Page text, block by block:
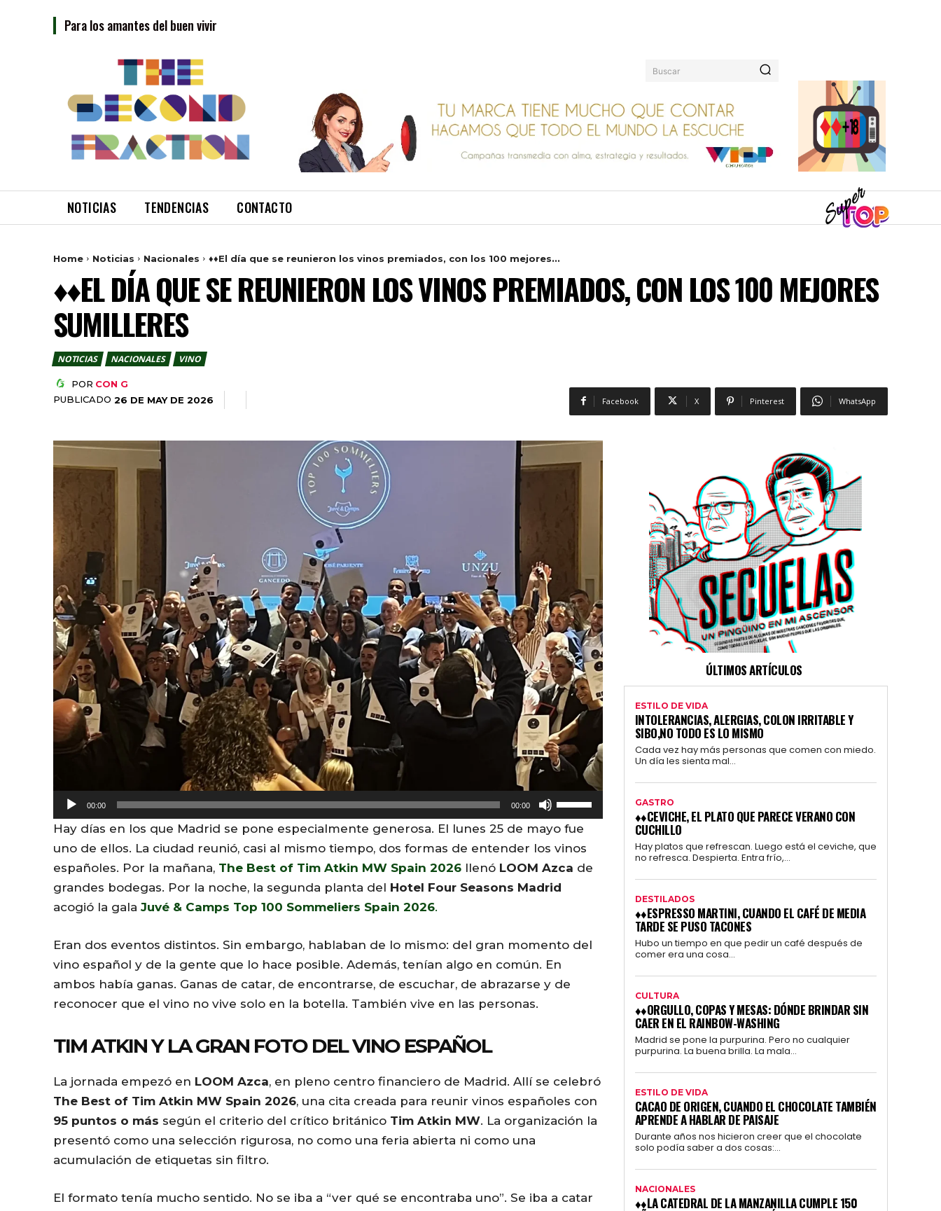
Para los amantes del buen vivir
Buscar
NOTICIAS TENDENCIAS CONTACTO
Home Noticias Nacionales ♦♦El día que se reunieron los vinos premiados, con los 100 mejores...
♦♦EL DÍA QUE SE REUNIERON LOS VINOS PREMIADOS, CON LOS 100 MEJORES
SUMILLERES
NOTICIAS NACIONALES VINO
POR CON G
PUBLICADO 26 DE MAY DE 2026 Facebook X Pinterest WhatsApp
u
P
00:00 00:00
U
s
Hay días en los que Madrid se pone especialmente generosa. El lunes 25 de mayo fue
uno de ellos. La ciudad reunió, casi al mismo tiempo, dos formas de entender los vinos
españoles. Por la mañana, The Best of Tim Atkin MW Spain 2026 llenó LOOM Azca de
grandes bodegas. Por la noche, la segunda planta del Hotel Four Seasons Madrid
acogió la gala Juvé & Camps Top 100 Sommeliers Spain 2026.
Eran dos eventos distintos. Sin embargo, hablaban de lo mismo: del gran momento del
vino español y de la gente que lo hace posible. Además, tenían algo en común. En
ambos había ganas. Ganas de catar, de encontrarse, de escuchar, de abrazarse y de
reconocer que el vino no vive solo en la botella. También vive en las personas.
TIM ATKIN Y LA GRAN FOTO DEL VINO ESPAÑOL
La jornada empezó en LOOM Azca, en pleno centro financiero de Madrid. Allí se celebró
The Best of Tim Atkin MW Spain 2026, una cita creada para reunir vinos españoles con
95 puntos o más según el criterio del crítico británico Tim Atkin MW. La organización la
presentó como una selección rigurosa, no como una feria abierta ni como una
acumulación de etiquetas sin filtro.
El formato tenía mucho sentido. No se iba a “ver qué se encontraba uno”. Se iba a catar
ÚLTIMOS ARTÍCULOS
ESTILO DE VIDA
INTOLERANCIAS, ALERGIAS, COLON IRRITABLE Y
SIBO,NO TODO ES LO MISMO
Cada vez hay más personas que comen con miedo.
Un día les sienta mal...
GASTRO
♦♦CEVICHE, EL PLATO QUE PARECE VERANO CON
CUCHILLO
Hay platos que refrescan. Luego está el ceviche, que
no refresca. Despierta. Entra frío,...
DESTILADOS
♦♦ESPRESSO MARTINI, CUANDO EL CAFÉ DE MEDIA
TARDE SE PUSO TACONES
Hubo un tiempo en que pedir un café después de
comer era una cosa...
CULTURA
♦♦ORGULLO, COPAS Y MESAS: DÓNDE BRINDAR SIN
CAER EN EL RAINBOW-WASHING
Madrid se pone la purpurina. Pero no cualquier
purpurina. La buena brilla. La mala...
ESTILO DE VIDA
CACAO DE ORIGEN, CUANDO EL CHOCOLATE TAMBIÉN
APRENDE A HABLAR DE PAISAJE
Durante años nos hicieron creer que el chocolate
solo podía saber a dos cosas:...
NACIONALES
♦♦LA CATEDRAL DE LA MANZANILLA CUMPLE 150